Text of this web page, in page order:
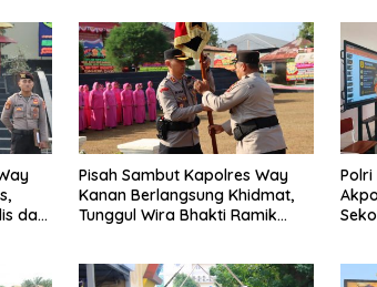
dan
Pisah Sambut Kapolres Way
Kanan Berlangsung Khidmat,
Tunggul Wira Bhakti Ramik